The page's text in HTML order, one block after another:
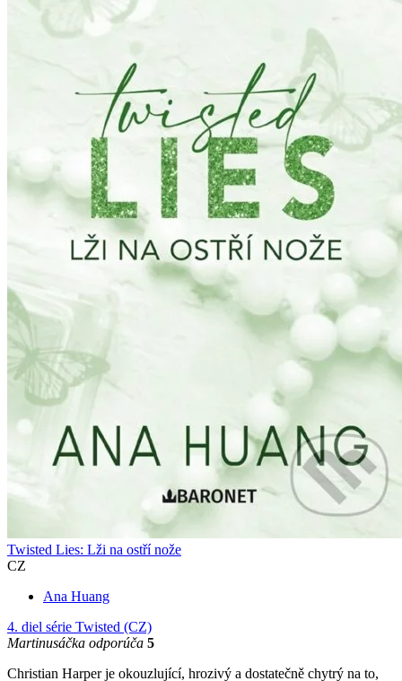
Twisted Lies: Lži na ostří nože
CZ
Ana Huang
4. diel série Twisted (CZ)
Martinusáčka odporúča 5
Christian Harper je okouzlující, hrozivý a dostatečně chytrý na to,